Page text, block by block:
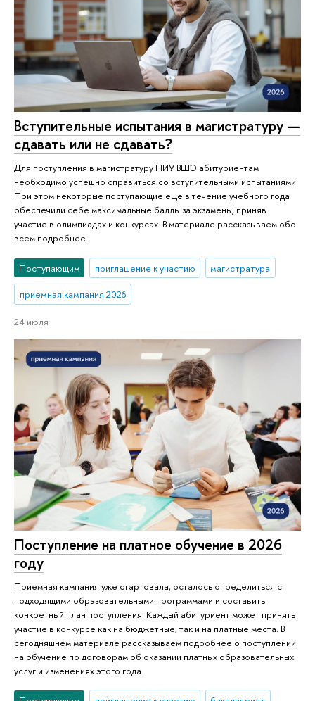
Вступительные испытания в магистратуру —
сдавать или не сдавать?
Для поступления в магистратуру НИУ ВШЭ абитуриентам
необходимо успешно справиться со вступительными испытаниями.
При этом некоторые поступающие еще в течение учебного года
обеспечили себе максимальные баллы за экзамены, приняв
участие в олимпиадах и конкурсах. В материале рассказываем обо
всем подробнее.
Поступающим приглашение к участию магистратура
приемная кампания 2026
24 июля
Поступление на платное обучение в 2026
году
Приемная кампания уже стартовала, осталось определиться с
подходящими образовательными программами и составить
конкретный план поступления. Каждый абитуриент может принять
участие в конкурсе как на бюджетные, так и на платные места. В
сегодняшнем материале рассказываем подробнее о поступлении
на обучение по договорам об оказании платных образовательных
услуг и изменениях этого года.